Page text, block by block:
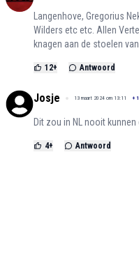
Langenhove, Gregorius
Wilders etc etc. Allen
knagen aan de stoelen
12+ Antwoord
Josje 13 maart 2024 om 13:11 +
Dit zou in NL nooit kunnen
4+ Antwoord